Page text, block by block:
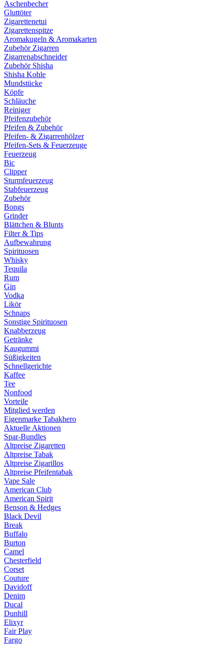
Aschenbecher
Gluttöter
Zigarettenetui
Zigarettenspitze
Aromakugeln & Aromakarten
Zubehör Zigarren
Zigarrenabschneider
Zubehör Shisha
Shisha Kohle
Mundstücke
Köpfe
Schläuche
Reiniger
Pfeifenzubehör
Pfeifen & Zubehör
Pfeifen- & Zigarrenhölzer
Pfeifen-Sets & Feuerzeuge
Feuerzeug
Bic
Clipper
Sturmfeuerzeug
Stabfeuerzeug
Zubehör
Bongs
Grinder
Blättchen & Blunts
Filter & Tips
Aufbewahrung
Spirituosen
Whisky
Tequila
Rum
Gin
Vodka
Likör
Schnaps
Sonstige Spirituosen
Knabberzeug
Getränke
Kaugummi
Süßigkeiten
Schnellgerichte
Kaffee
Tee
Nonfood
Vorteile
Mitglied werden
Eigenmarke Tabakhero
Aktuelle Aktionen
Spar-Bundles
Altpreise Zigaretten
Altpreise Tabak
Altpreise Zigarillos
Altpreise Pfeifentabak
Vape Sale
American Club
American Spirit
Benson & Hedges
Black Devil
Break
Buffalo
Burton
Camel
Chesterfield
Corset
Couture
Davidoff
Denim
Ducal
Dunhill
Elixyr
Fair Play
Fargo